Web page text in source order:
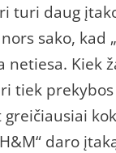
turi daug
sako, kad
netiesa. Kiek
tiek
daro